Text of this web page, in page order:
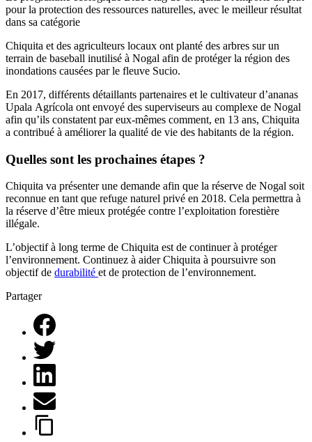
pour la protection des ressources naturelles, avec le meilleur résultat
dans sa catégorie
Chiquita et des agriculteurs locaux ont planté des arbres sur un
terrain de baseball inutilisé à Nogal afin de protéger la région des
inondations causées par le fleuve Sucio.
En 2017, différents détaillants partenaires et le cultivateur d’ananas
Upala Agrícola ont envoyé des superviseurs au complexe de Nogal
afin qu’ils constatent par eux-mêmes comment, en 13 ans, Chiquita
a contribué à améliorer la qualité de vie des habitants de la région.
Quelles sont les prochaines étapes ?
Chiquita va présenter une demande afin que la réserve de Nogal soit
reconnue en tant que refuge naturel privé en 2018. Cela permettra à
la réserve d’être mieux protégée contre l’exploitation forestière
illégale.
L’objectif à long terme de Chiquita est de continuer à protéger
l’environnement. Continuez à aider Chiquita à poursuivre son
objectif de durabilité et de protection de l’environnement.
Partager